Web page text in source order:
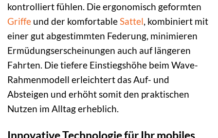
kontrolliert fühlen. Die ergonomisch geformten
Griffe und der komfortableSattel, kombiniert mit
einer gut abgestimmten Federung, minimieren
Ermüdungserscheinungen auch auf längeren
Fahrten. Die tiefere Einstiegshöhe beim Wave-
Rahmenmodell erleichtert das Auf- und
Absteigen und erhöht somit den praktischen
Nutzen im Alltag erheblich.
Innovative Technologie für Ihr mobiles